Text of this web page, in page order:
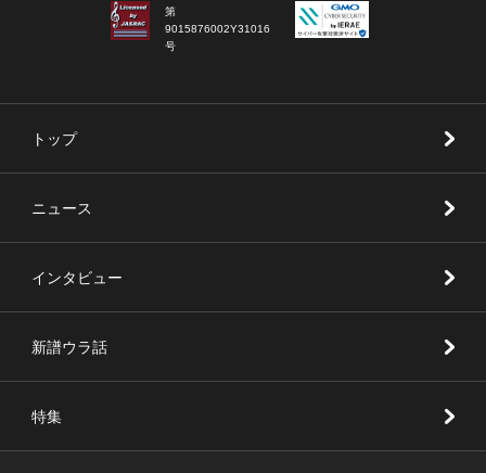
第
9015876002Y31016
号
トップ
ニュース
インタビュー
新譜ウラ話
特集